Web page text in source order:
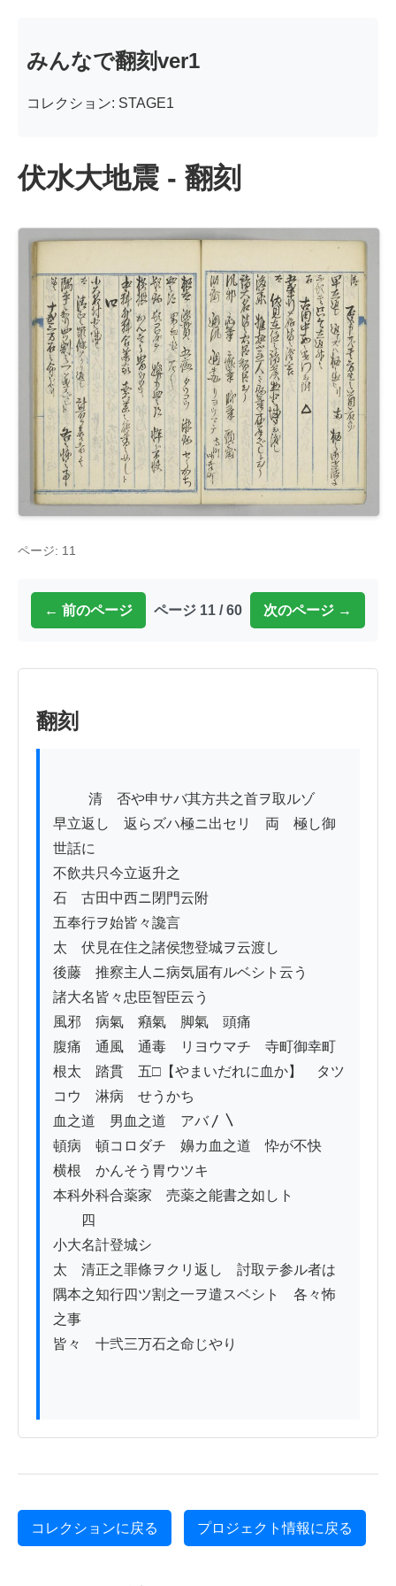
みんなで翻刻ver1
コレクション: STAGE1
伏水大地震 - 翻刻
ページ: 11
← 前のページ ページ 11 / 60 次のページ →
翻刻
早立返し　返らズハ極ニ出セリ　両　極し御
世話に
不飲共只今立返升之
石　古田中西ニ閉門云附
五奉行ヲ始皆々讒言
太　伏見在住之諸侯惣登城ヲ云渡し
後藤　推察主人ニ病気届有ルベシト云う
諸大名皆々忠臣智臣云う
風邪　病氣　癪氣　脚氣　頭痛
腹痛　通風　通毒　リヨウマチ　寺町御幸町
根太　踏貫　五□【やまいだれに血か】　タツ
コウ　淋病　せうかち
血之道　男血之道　アバ〳〵
頓病　頓コロダチ　嬶カ血之道　忰が不快
横根　かんそう胃ウツキ
本科外科合薬家　売薬之能書之如しト
四
小大名計登城シ
太　清正之罪條ヲクリ返し　討取テ参ル者は
隅本之知行四ツ割之一ヲ遣スベシト　各々怖
之事
皆々　十弐三万石之命じやり
コレクションに戻る プロジェクト情報に戻る